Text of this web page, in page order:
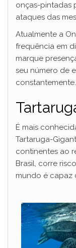
onças-pintadas
ataques das
Atualmente a
frequência em
marque
seu número de
constantemente.
É mais
Tartaruga-
continentes ao
Brasil, corre
mundo é capaz